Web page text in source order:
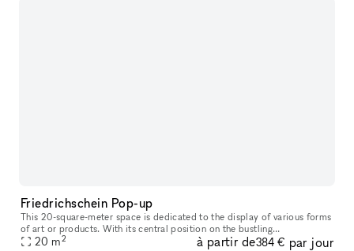
Friedrichschein Pop-up
This 20-square-meter space is dedicated to the display of various forms
of art or products. With its central position on the bustling
Friedrichshain street, lined with stores, cafés, and restaurants,
20 m2 à partir de384 € par jour